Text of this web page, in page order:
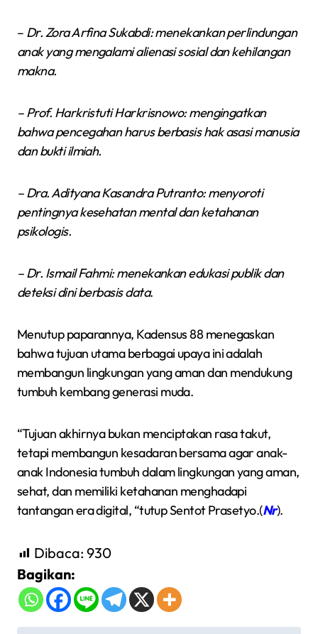
– Dr. Zora Arfina Sukabdi: menekankan perlindungan
anak yang mengalami alienasi sosial dan kehilangan
makna.
– Prof. Harkristuti Harkrisnowo: mengingatkan
bahwa pencegahan harus berbasis hak asasi manusia
dan bukti ilmiah.
– Dra. Adityana Kasandra Putranto: menyoroti
pentingnya kesehatan mental dan ketahanan
psikologis.
– Dr. Ismail Fahmi: menekankan edukasi publik dan
deteksi dini berbasis data.
Menutup paparannya, Kadensus 88 menegaskan
bahwa tujuan utama berbagai upaya ini adalah
membangun lingkungan yang aman dan mendukung
tumbuh kembang generasi muda.
“Tujuan akhirnya bukan menciptakan rasa takut,
tetapi membangun kesadaran bersama agar anak-
anak Indonesia tumbuh dalam lingkungan yang aman,
sehat, dan memiliki ketahanan menghadapi
tantangan era digital, “tutup Sentot Prasetyo.(Nr).
Dibaca: 930
Bagikan: